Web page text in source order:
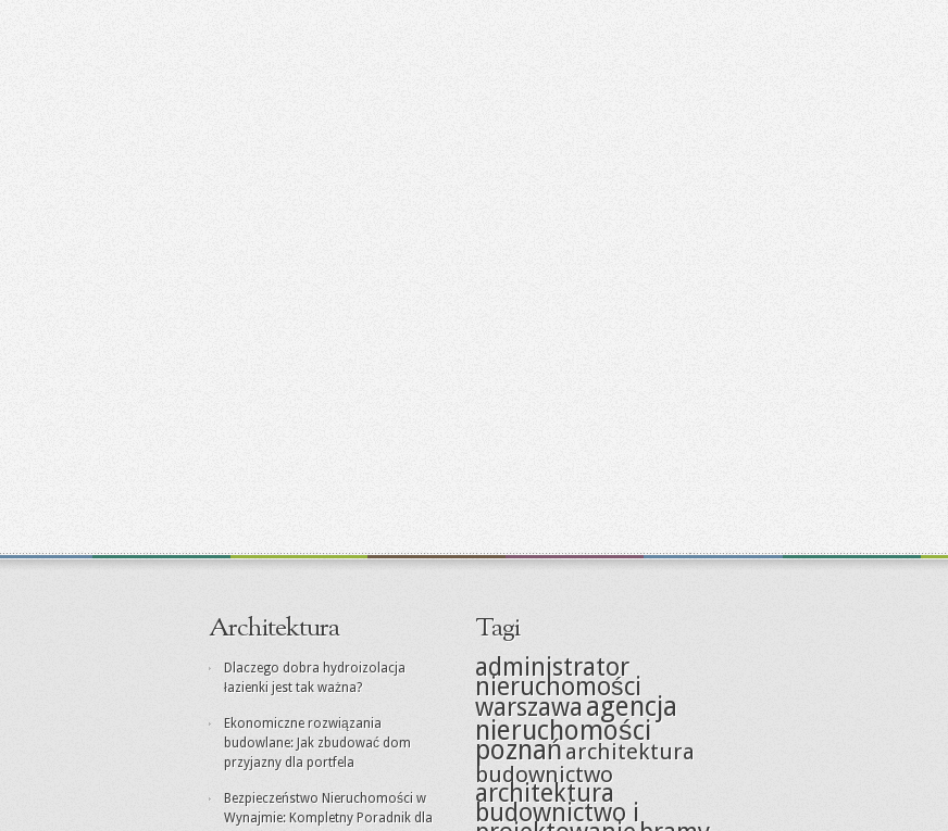
Architektura
Dlaczego dobra hydroizolacja
łazienki jest tak ważna?
Ekonomiczne rozwiązania
budowlane: Jak zbudować dom
przyjazny dla portfela
Bezpieczeństwo Nieruchomości w
Wynajmie: Kompletny Poradnik dla
Tagi
administrator
nieruchomości
warszawaagencja
nieruchomości
poznańarchitektura
budownictwo
architektura
budownictwo i